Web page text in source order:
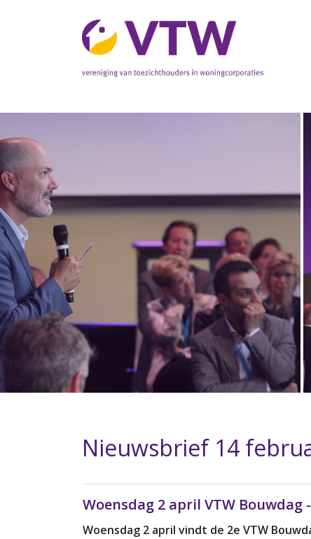
Nieuwsbrief 14
Woensdag 2 april VTW
Woensdag 2 april vindt de 2e VTW